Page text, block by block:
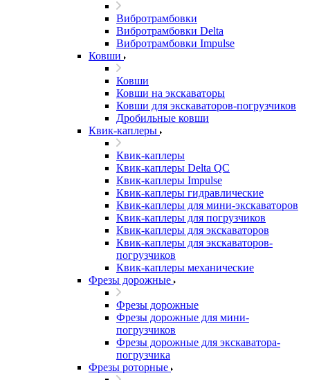
Вибротрамбовки
Вибротрамбовки Delta
Вибротрамбовки Impulse
Ковши
Ковши
Ковши на экскаваторы
Ковши для экскаваторов-погрузчиков
Дробильные ковши
Квик-каплеры
Квик-каплеры
Квик-каплеры Delta QC
Квик-каплеры Impulse
Квик-каплеры гидравлические
Квик-каплеры для мини-экскаваторов
Квик-каплеры для погрузчиков
Квик-каплеры для экскаваторов
Квик-каплеры для экскаваторов-
погрузчиков
Квик-каплеры механические
Фрезы дорожные
Фрезы дорожные
Фрезы дорожные для мини-
погрузчиков
Фрезы дорожные для экскаватора-
погрузчика
Фрезы роторные